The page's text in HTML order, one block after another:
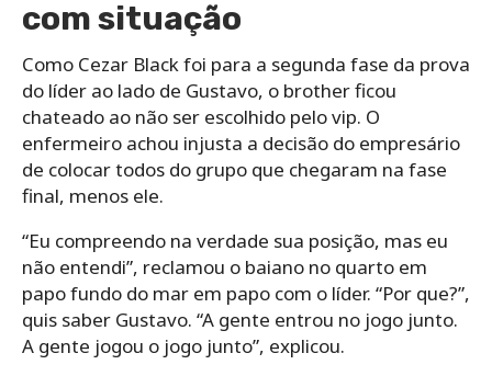
com situação
Como Cezar Black foi para a segunda fase da prova
do líder ao lado de Gustavo, o brother ficou
chateado ao não ser escolhido pelo vip. O
enfermeiro achou injusta a decisão do empresário
de colocar todos do grupo que chegaram na fase
final, menos ele.
“Eu compreendo na verdade sua posição, mas eu
não entendi”, reclamou o baiano no quarto em
papo fundo do mar em papo com o líder. “Por que?”,
quis saber Gustavo. “A gente entrou no jogo junto.
A gente jogou o jogo junto”, explicou.